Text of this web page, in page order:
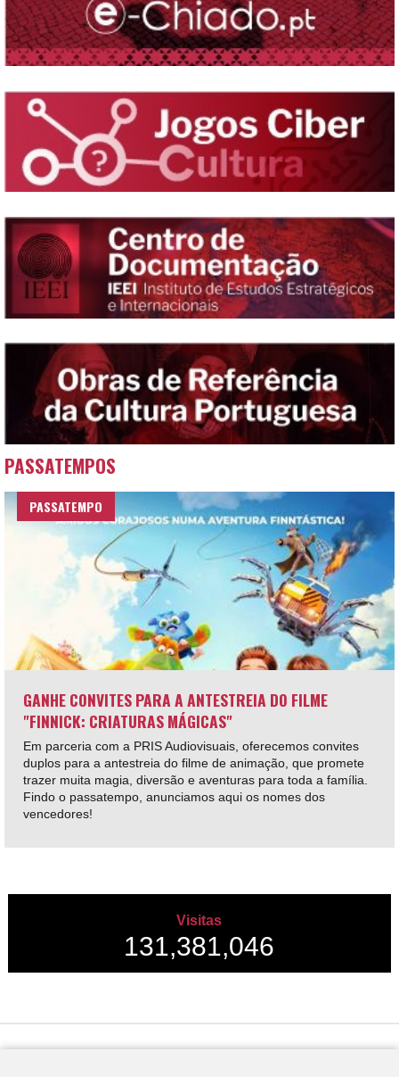
PASSATEMPOS
PASSATEMPO
GANHE CONVITES PARA A ANTESTREIA DO FILME
"FINNICK: CRIATURAS MÁGICAS"
Em parceria com a PRIS Audiovisuais, oferecemos convites
duplos para a antestreia do filme de animação, que promete
trazer muita magia, diversão e aventuras para toda a família.
Findo o passatempo, anunciamos aqui os nomes dos
vencedores!
Visitas
131,381,046